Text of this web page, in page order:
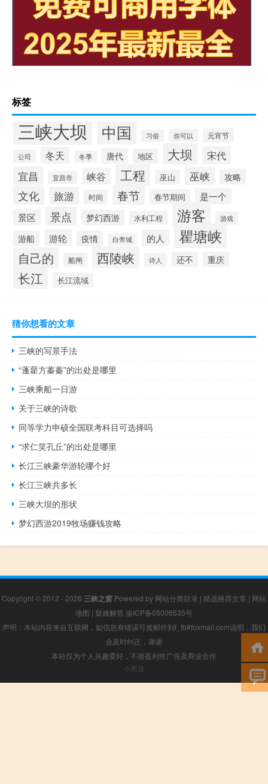
标签
三峡大坝 中国 习俗 你可以 元宵节
公司 冬天 冬季 唐代 地区 大坝 宋代
宜昌 宜昌市 峡谷 工程 巫山 巫峡 攻略
文化 旅游 时间 春节 春节期间
是一个
景区
景点 梦幻西游 水利工程 游客 游戏
游船 游轮 疫情 白帝城 的人 瞿塘峡
自己的 船闸 西陵峡 诗人 还不 重庆
长江 长江流域
猜你想看的文章
三峡的写景手法
“蓬藋方蓁蓁”的出处是哪里
三峡乘船一日游
关于三峡的诗歌
同等学力申硕全国联考科目可选择吗
“求仁笑孔丘”的出处是哪里
长江三峡豪华游轮哪个好
长江三峡共多长
三峡大坝的形状
梦幻西游2019牧场赚钱攻略
Copyright © 2012 - 2026 三峡之窗 Powered by 网站分类目录 | 精选推荐文章 | 网站
地图 | 疑难解答 渝ICP备05006535号
声明：本站内容来自互联网，如信息有错误可发邮件到f_fb#foxmail.com说明，我们
会及时纠正，谢谢
本站仅为个人兴趣爱好，不接盈利性广告及商业合作
小男孩